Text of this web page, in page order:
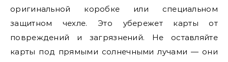
оригинальной коробке или специальном
защитном чехле. Это убережет карты от
повреждений и загрязнений. Не оставляйте
карты под прямыми солнечными лучами — они